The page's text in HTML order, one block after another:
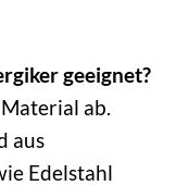
geeignet?
ab.
aus
Edelstahl